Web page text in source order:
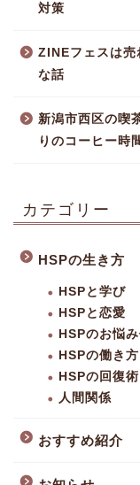
対策
ZINEフェスは売
な話
新潟市西区の喫
りのコーヒー時
カテゴリー
HSPの生き方
HSPと学び
HSPと恋愛
HSPのお悩
HSPの働き方
HSPの回復術
人間関係
おすすめ紹介